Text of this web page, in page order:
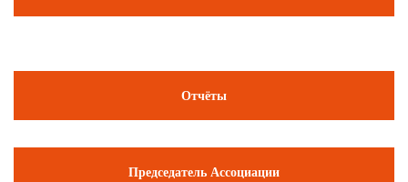
Отчёты
Председатель Ассоциации